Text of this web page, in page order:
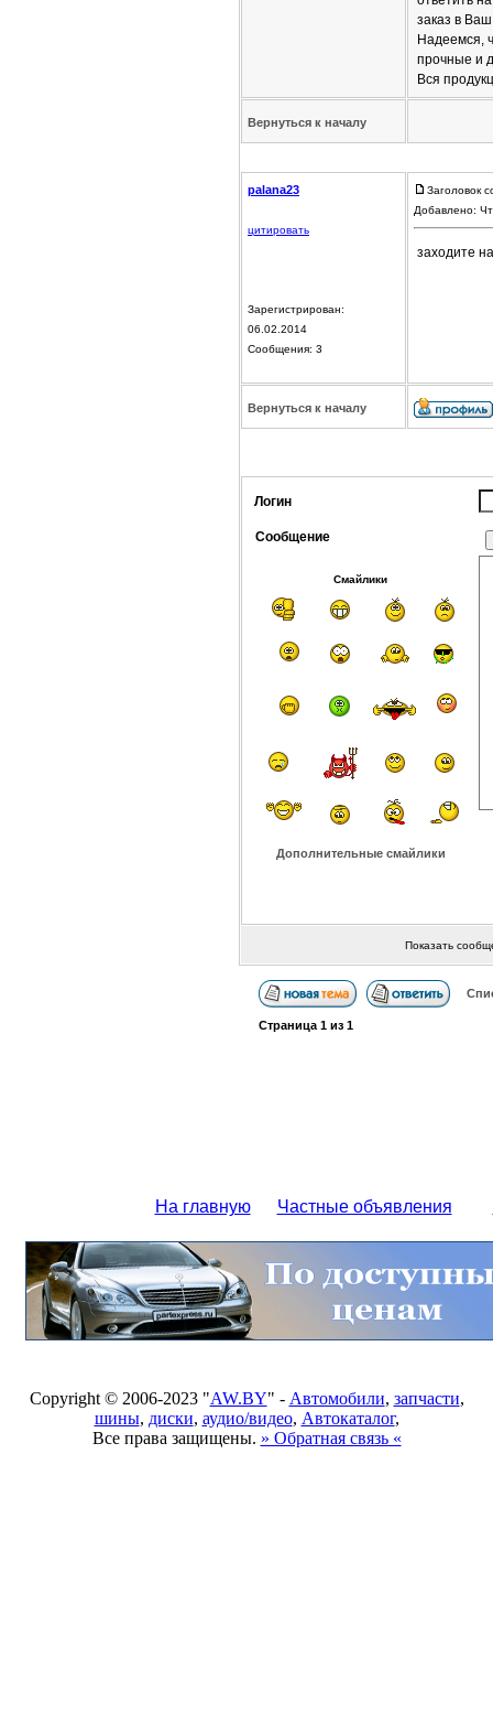
заказ в
Надеемся,
прочные и
Вся
Вернуться к началу
palana23
цитировать
Зарегистрирован:
06.02.2014
Сообщения: 3
Заголовок
Добавлено:
заходите
Вернуться к началу
Логин
Сообщение
Смайлики
Дополнительные смайлики
Показать
Страница 1из 1
На главную Частные объявления
Copyright © 2006-2023 "AW.BY" - Автомобили, запчасти,
шины, диски, аудио/видео, Автокаталог,
Все права защищены. » Обратная связь «